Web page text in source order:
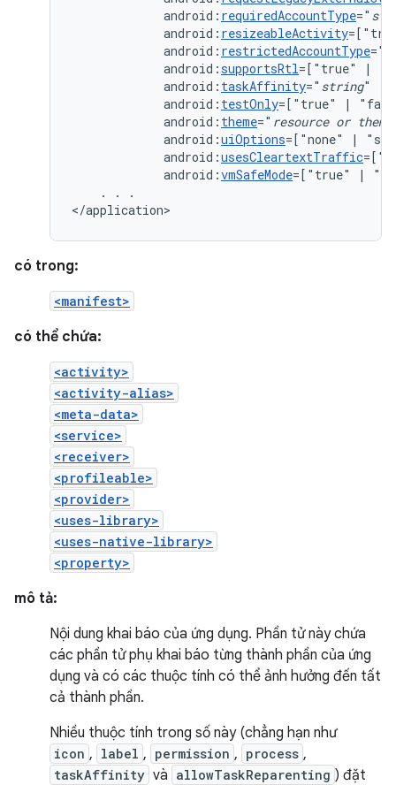
android: requiredAccountType="
android: resizeableActivity
android: restrictedAccountType="
android:supportsRtl=["true"
|
android: taskAffinity=" string
android: testOnly=["true"
|
android: theme=" resource or theme
android:uiOptions=["none"
|
android:usesCleartextTraffic
android:vmSafeMode=["true" |
.
.
.
</application>
có trong:
<manifest>
có thể chứa:
<activity>
<activity-alias>
<meta-data>
<service>
<receiver>
<profileable>
<provider>
<uses-library>
<uses-native-library>
<property>
mô tả:
Nội dung khai báo của ứng dụng. Phần tử này chứa
các phần tử phụ khai báo từng thành phần của ứng
dụng và có các thuộc tính có thể ảnh hưởng đến tất
cả thành phần.
Nhiều thuộc tính trong số này (chẳng hạn như
icon , label , permission , process ,
taskAffinity và allowTaskReparenting ) đặt